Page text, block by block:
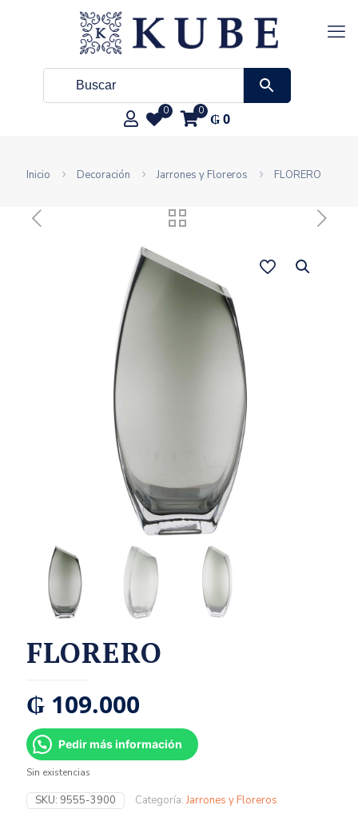
0 0 ₲0
Inicio Decoración Jarrones y Floreros FLORERO
FLORERO
₲ 109.000
Pedir más información
Sin existencias
SKU: 9555-3900 Categoría:Jarrones y Floreros